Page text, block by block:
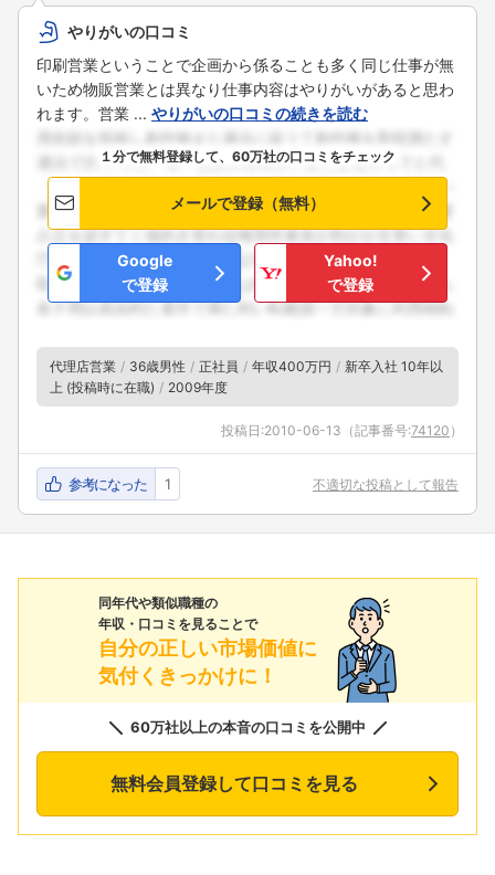
やりがいの口コミ
印刷営業ということで企画から係ることも多く同じ仕事が無
いため物販営業とは異なり仕事内容はやりがいがあると思わ
れます。営業 ... やりがいの口コミの続きを読む
１分で無料登録して、60万社の口コミをチェック
メールで登録（無料）
Google
で登録
Yahoo!
で登録
代理店営業 36歳男性 正社員 年収400万円
新卒入社 10年以
上 (投稿時に在職)
2009年度
投稿日:2010-06-13 （記事番号:74120 ）
参考になった 1 不適切な投稿として報告
同年代や類似職種の
年収・口コミを見ることで
自分の正しい市場価値に
気付くきっかけに！
60万社以上の本音の口コミを公開中
無料会員登録して口コミを見る